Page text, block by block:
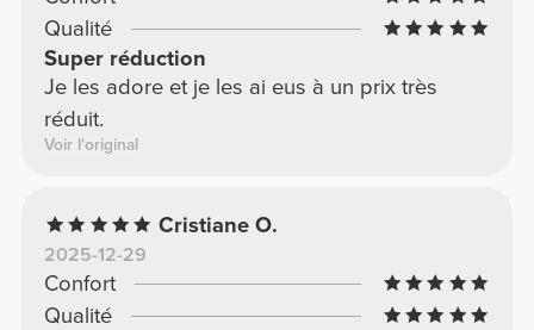
Qualité
Super réduction
Je les adore et je les ai eus à un prix très
réduit.
Voir l'original
Cristiane O.
2025-12-29
Confort
Qualité